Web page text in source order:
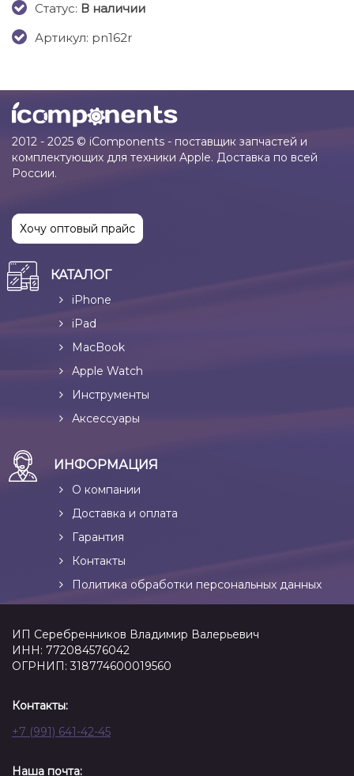
Cтатус: В наличии
Артикул: pn162r
2012 - 2025 © iComponents - поставщик запчастей и
комплектующих для техники Apple. Доставка по всей
России.
Хочу оптовый прайс
КАТАЛОГ
iPhone
iPad
MacBook
Apple Watch
Инструменты
Аксессуары
ИНФОРМАЦИЯ
О компании
Доставка и оплата
Гарантия
Контакты
Политика обработки персональных данных
ИП Серебренников Владимир Валерьевич
ИНН: 772084576042
ОГРНИП: 318774600019560
Контакты:
+7 (991) 641-42-45
Наша почта: